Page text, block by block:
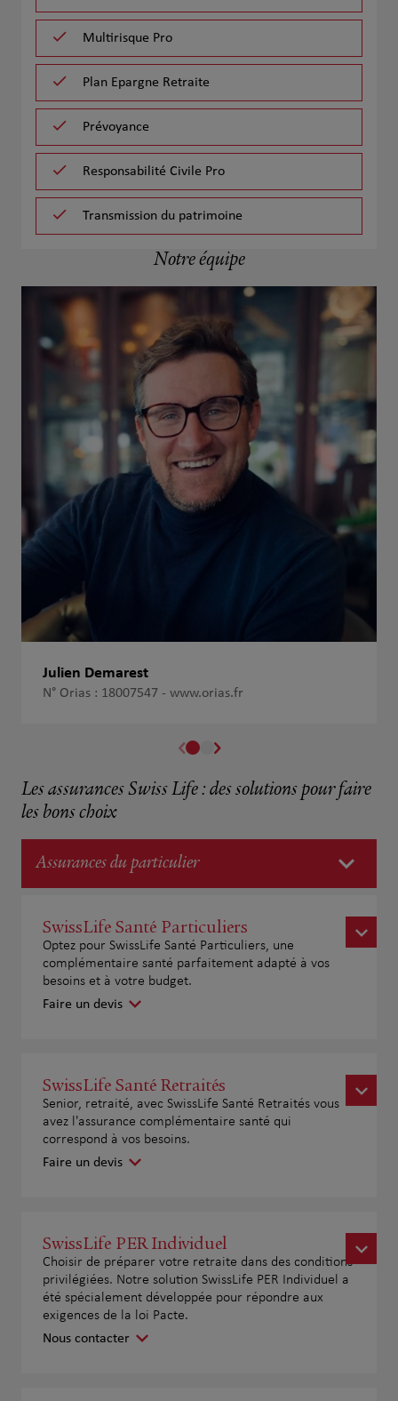
Multirisque Pro
Plan Epargne Retraite
Prévoyance
Responsabilité Civile Pro
Transmission du patrimoine
Notre équipe
Julien Demarest
N° Orias : 18007547 - www.orias.fr
Les assurances Swiss Life : des solutions pour faire
les bons choix
Assurances du particulier
SwissLife Santé Particuliers
Optez pour SwissLife Santé Particuliers, une
complémentaire santé parfaitement adapté à vos
besoins et à votre budget.
Faire un devis
SwissLife Santé Retraités
Senior, retraité, avec SwissLife Santé Retraités vous
avez l'assurance complémentaire santé qui
correspond à vos besoins.
Faire un devis
SwissLife PER Individuel
Choisir de préparer votre retraite dans des conditions
privilégiées. Notre solution SwissLife PER Individuel a
été spécialement développée pour répondre aux
exigences de la loi Pacte.
Nous contacter